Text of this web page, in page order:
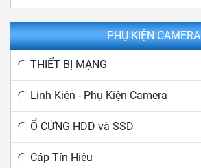
PHỤ KIỆN CAMERA
THIẾT BỊ MẠNG
Linh Kiện - Phụ Kiện Camera
Ổ CỨNG HDD và SSD
Cáp Tín Hiệu